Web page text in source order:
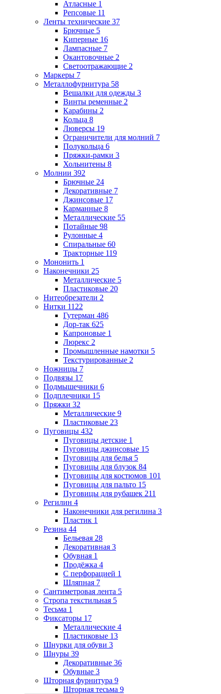
Атласные 1
Репсовые 11
Ленты технические 37
Брючные 5
Киперные 16
Лампасные 7
Окантовочные 2
Светоотражающие 2
Маркеры 7
Металлофурнитура 58
Вешалки для одежды 3
Винты ременные 2
Карабины 2
Кольца 8
Люверсы 19
Ограничители для молний 7
Полукольца 6
Пряжки-рамки 3
Хольнитены 8
Молнии 392
Брючные 24
Декоративные 7
Джинсовые 17
Карманные 8
Металлические 55
Потайные 98
Рулонные 4
Спиральные 60
Тракторные 119
Мононить 1
Наконечники 25
Металлические 5
Пластиковые 20
Нитеобрезатели 2
Нитки 1122
Гутерман 486
Дор-так 625
Капроновые 1
Люрекс 2
Промышленные намотки 5
Текстурированные 2
Ножницы 7
Подвязы 17
Подмышечники 6
Подплечники 15
Пряжки 32
Металлические 9
Пластиковые 23
Пуговицы 432
Пуговицы детские 1
Пуговицы джинсовые 15
Пуговицы для белья 5
Пуговицы для блузок 84
Пуговицы для костюмов 101
Пуговицы для пальто 15
Пуговицы для рубашек 211
Регилин 4
Наконечники для регилина 3
Пластик 1
Резина 44
Бельевая 28
Декоративная 3
Обувная 1
Продёжка 4
С перфорацией 1
Шляпная 7
Сантиметровая лента 5
Стропа текстильная 5
Тесьма 1
Фиксаторы 17
Металлические 4
Пластиковые 13
Шнурки для обуви 3
Шнуры 39
Декоративные 36
Обувные 3
Шторная фурнитура 9
Шторная тесьма 9